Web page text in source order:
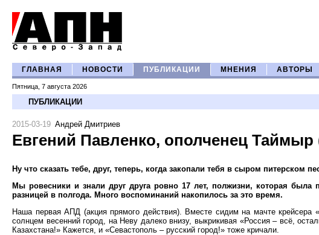
ГЛАВНАЯ НОВОСТИ ПУБЛИКАЦИИ МНЕНИЯ АВТОРЫ
Пятница, 7 августа 2026
ПУБЛИКАЦИИ
2015-03-19 Андрей Дмитриев
Евгений Павленко, ополченец Таймыр
Ну что сказать тебе, друг, теперь, когда закопали тебя в сыром питерском
Мы ровесники и знали друг друга ровно 17 лет, полжизни, которая
разницей в полгода. Много воспоминаний накопилось за это время.
Наша первая АПД (акция прямого действия). Вместе сидим на мачте крейсера
солнцем весенний город, на Неву далеко внизу, выкрикивая «Россия – всё,
Казахстана!» Кажется, и «Севастополь – русский город!» тоже кричали.